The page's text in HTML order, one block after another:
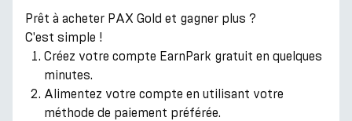
Prêt à acheter PAX Gold et gagner plus ?
C'est simple !
Créez votre compte EarnPark gratuit en quelques
minutes.
Alimentez votre compte en utilisant votre
méthode de paiement préférée.